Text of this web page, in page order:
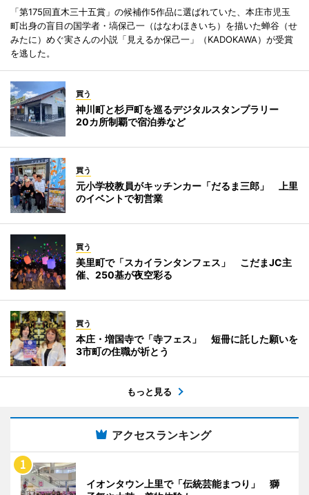
「第175回直木三十五賞」の候補作5作品に選ばれていた、本庄市児玉
町出身の盲目の国学者・塙保己一（はなわほきいち）を描いた蝉谷（せ
みたに）めぐ実さんの小説「見えるか保己一」（KADOKAWA）が受賞
を逃した。
買う
神川町と杉戸町を巡るデジタルスタンプラリー
20カ所制覇で宿泊券など
買う
元小学校教員がキッチンカー「だるま三郎」 上里
のイベントで初営業
買う
美里町で「スカイランタンフェス」 こだまJC主
催、250基が夜空彩る
買う
本庄・増国寺で「寺フェス」 短冊に託した願いを
3市町の住職が祈とう
もっと見る
アクセスランキング
イオンタウン上里で「伝統芸能まつり」 獅